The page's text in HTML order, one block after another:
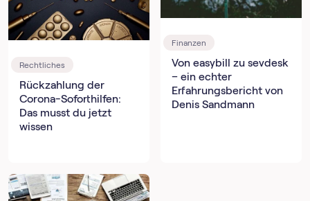
Rechtliches
Rückzahlung der
Corona-Soforthilfen:
Das musst du jetzt
wissen
Finanzen
Von easybill zu sevdesk
– ein echter
Erfahrungsbericht von
Denis Sandmann